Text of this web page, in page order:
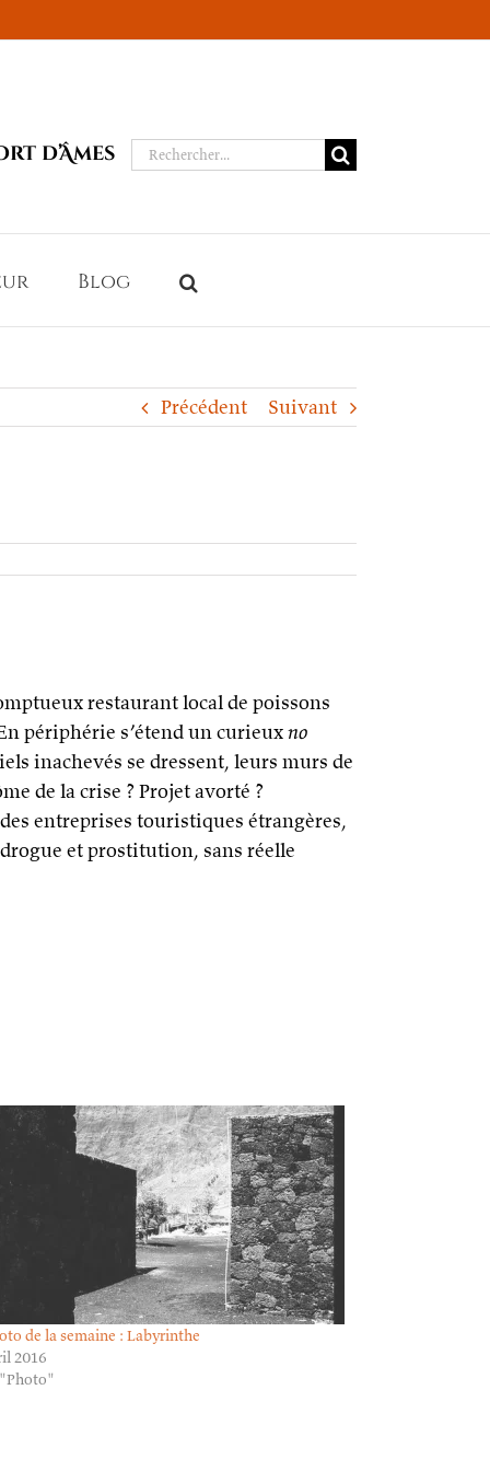
d’Âmes Rechercher:
Blog
Précédent Suivant
restaurant local de poissons
périphérie s’étend un curieuxno
inachevés se dressent, leurs murs de
de la crise ? Projet avorté ?
entreprises touristiques étrangères,
et prostitution, sans réelle
de la semaine : Labyrinthe
2016